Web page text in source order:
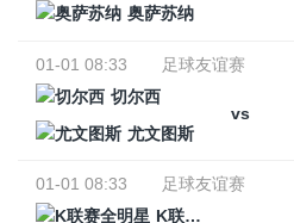
奥萨苏纳
01-01 08:33
足球友谊赛
切尔西
vs
尤文图斯
01-01 08:33
足球友谊赛
K联赛全明星